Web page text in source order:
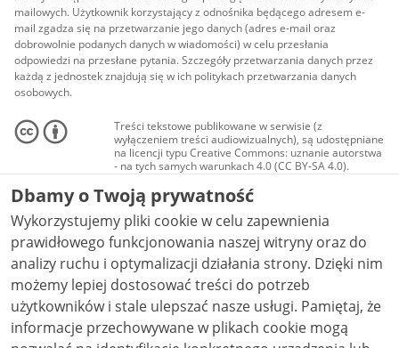
mailowych. Użytkownik korzystający z odnośnika będącego adresem e-
mail zgadza się na przetwarzanie jego danych (adres e-mail oraz
dobrowolnie podanych danych w wiadomości) w celu przesłania
odpowiedzi na przesłane pytania. Szczegóły przetwarzania danych przez
każdą z jednostek znajdują się w ich politykach przetwarzania danych
osobowych.
Treści tekstowe publikowane w serwisie (z
wyłączeniem treści audiowizualnych), są udostępniane
na licencji typu Creative Commons: uznanie autorstwa
- na tych samych warunkach 4.0 (CC BY-SA 4.0).
Materiały audiowizualne, w tym zdjęcia, materiały
audio i wideo, są udostępniane na licencji typu
Creative Commons: uznanie autorstwa użycie
niekomercyjne - bez utworów zależnych 4.0 (CC BY-
NC-ND 4.0), o ile nie jest to stwierdzone inaczej.
Dbamy o Twoją prywatność
Wykorzystujemy pliki cookie w celu zapewnienia
prawidłowego funkcjonowania naszej witryny oraz do
analizy ruchu i optymalizacji działania strony. Dzięki nim
możemy lepiej dostosować treści do potrzeb
użytkowników i stale ulepszać nasze usługi. Pamiętaj, że
informacje przechowywane w plikach cookie mogą